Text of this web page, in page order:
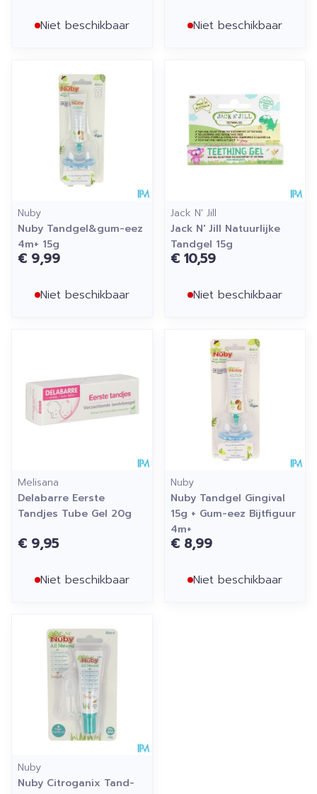
Niet beschikbaar Niet beschikbaar
Nuby
Nuby Tandgel&gum-eez
4m+ 15g
€ 9,99
Niet beschikbaar
Jack N' Jill
Jack N' Jill Natuurlijke
Tandgel 15g
€ 10,59
Niet beschikbaar
Melisana
Delabarre Eerste
Tandjes Tube Gel 20g
€ 9,95
Niet beschikbaar
Nuby
Nuby Tandgel Gingival
15g + Gum-eez Bijtfiguur
4m+
€ 8,99
Niet beschikbaar
Nuby
Nuby Citroganix Tand-